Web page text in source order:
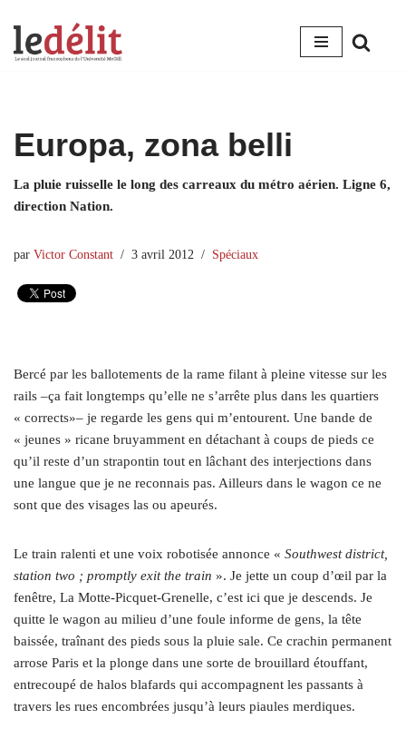
Aller
Europa, zona belli
La pluie ruisselle le long des carreaux du métro aérien. Ligne 6,
direction Nation.
par Victor Constant 3 avril 2012 Spéciaux
Bercé par les ballotements de la rame filant à pleine vitesse sur les
rails –ça fait longtemps qu’elle ne s’arrête plus dans les quartiers
« corrects»– je regarde les gens qui m’entourent. Une bande de
« jeunes » ricane bruyamment en détachant à coups de pieds ce
qu’il reste d’un strapontin tout en lâchant des interjections dans
une langue que je ne reconnais pas. Ailleurs dans le wagon ce ne
sont que des visages las ou apeurés.
Le train ralenti et une voix robotisée annonce « Southwest district,
station two ; promptly exit the train ». Je jette un coup d’œil par la
fenêtre, La Motte-Picquet-Grenelle, c’est ici que je descends. Je
quitte le wagon au milieu d’une foule informe de gens, la tête
baissée, traînant des pieds sous la pluie sale. Ce crachin permanent
arrose Paris et la plonge dans une sorte de brouillard étouffant,
entrecoupé de halos blafards qui accompagnent les passants à
travers les rues encombrées jusqu’à leurs piaules merdiques.